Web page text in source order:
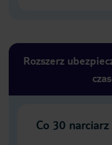
Rozszerz
Co 30 narciarz